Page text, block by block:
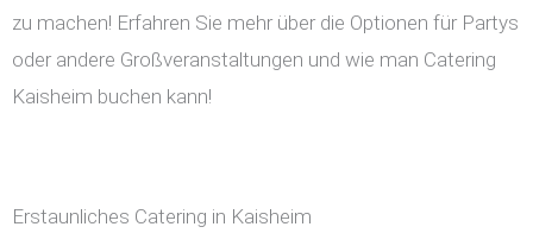
zu machen! Erfahren Sie mehr über die Optionen für Partys
oder andere Großveranstaltungen und wie man Catering
Kaisheim buchen kann!
Erstaunliches Catering in Kaisheim